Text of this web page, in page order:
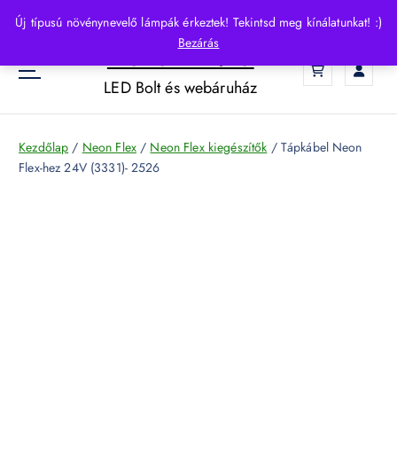
Új típusú növénynevelő lámpák érkeztek! Tekintsd meg kínálatunkat! :)
Bezárás
p
o
HelloLED.hu
LED Bolt és webáruház
Kezdőlap / Neon Flex/ Neon Flex kiegészítők / Tápkábel Neon
Flex-hez 24V (3331)- 2526